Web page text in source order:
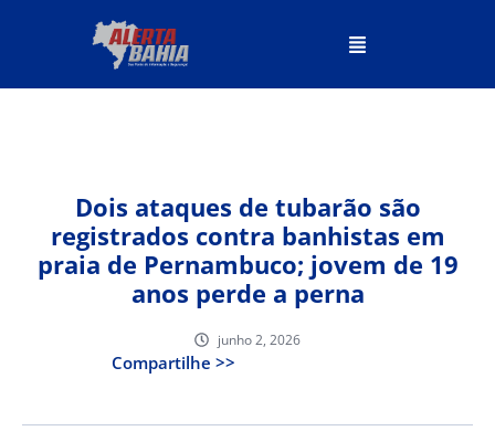
Dois ataques de tubarão são
registrados contra banhistas em
praia de Pernambuco; jovem de 19
anos perde a perna
junho 2, 2026
Compartilhe >>